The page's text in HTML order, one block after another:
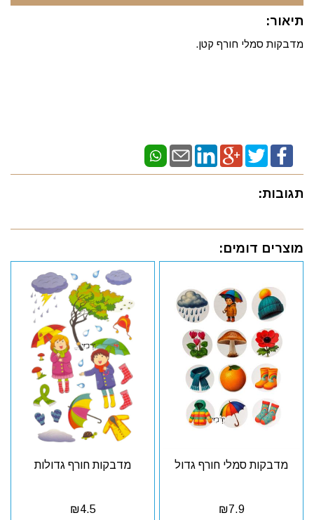
תיאור:
מדבקות סמלי חורף קטן.
תגובות:
מוצרים דומים:
מדבקות סמלי חורף גדול
₪7.9
מדבקות חורף גדולות
₪4.5